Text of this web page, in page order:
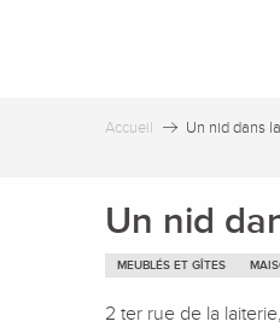
Accueil Un nid dans
Un nid
MEUBLÉS ET GÎTES
2 ter rue de la